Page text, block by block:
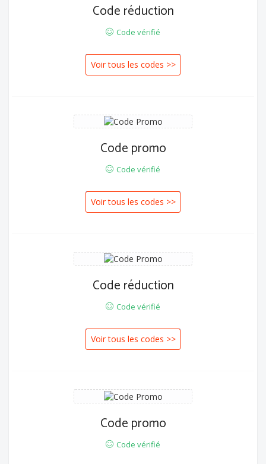
Code réduction
Code vérifié
Voir tous les codes >>
Code promo
Code vérifié
Voir tous les codes >>
Code réduction
Code vérifié
Voir tous les codes >>
Code promo
Code vérifié